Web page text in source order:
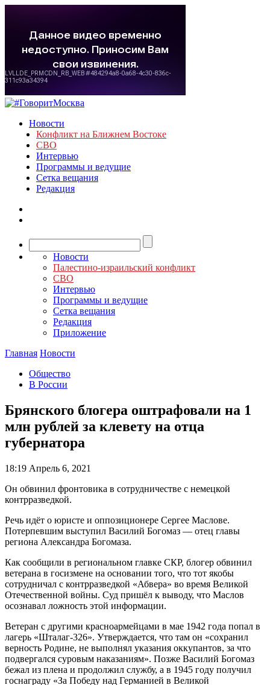
Новости
Конфликт на Ближнем Востоке
СВО
Интервью
Программы и ведущие
Сетка вещания
Редакция
Новости
Палестино-израильский конфликт
СВО
Интервью
Программы и ведущие
Сетка вещания
Редакция
Приложение
Главная Новости
Общество
В России
Брянского блогера оштрафовали на 1
млн рублей за клевету на отца
губернатора
18:19 Апрель 6, 2021
Он обвинил фронтовика в сотрудничестве с немецкой
контрразведкой.
Речь идёт о юристе и оппозиционере Сергее Маслове.
Потерпевшим выступил Василий Богомаз — отец главы
региона Александра Богомаза.
Как сообщили в региональном главке СКР, блогер обвинил
ветерана в госизмене на основании того, что тот якобы
сотрудничал с контрразведкой «Абвера» во время Великой
Отечественной войны. Суд пришёл к выводу, что Маслов
осознавал ложность этой информации.
Ветеран с другими красноармейцами в мае 1942 года попал в
лагерь «Шталаг-326». Утверждается, что там он «сохранил
верность Родине, не выполнял указания оккупантов, за что
подвергался суровым наказаниям». Позже Василий Богомаз
бежал из плена и продолжил службу, а в 1945 году получил
госнаграду «За Победу над Германией в Великой